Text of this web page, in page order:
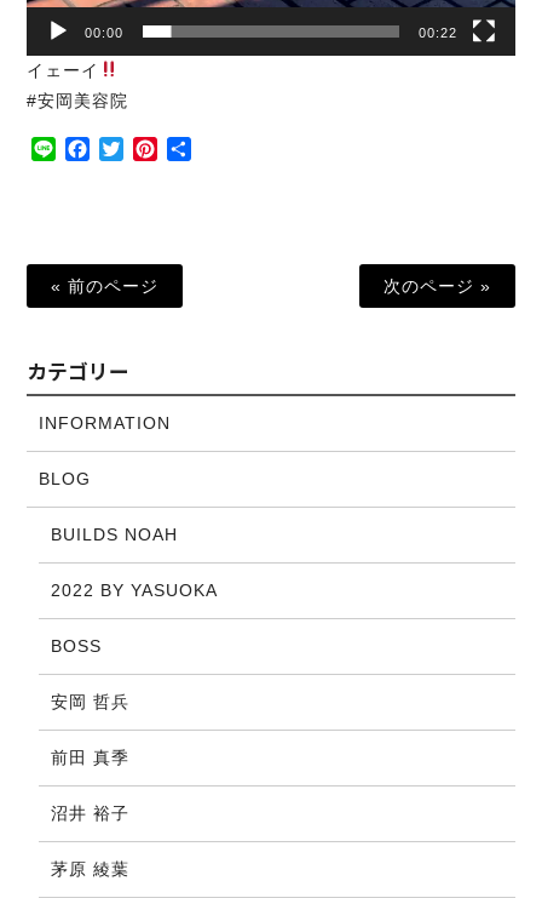
00:00 00:22
イェーイ
#安岡美容院
Line Facebook
TwitterPinterest
« 前のページ 次のページ »
カテゴリー
INFORMATION
BLOG
BUILDS NOAH
2022 BY YASUOKA
BOSS
安岡 哲兵
前田 真季
沼井 裕子
茅原 綾葉